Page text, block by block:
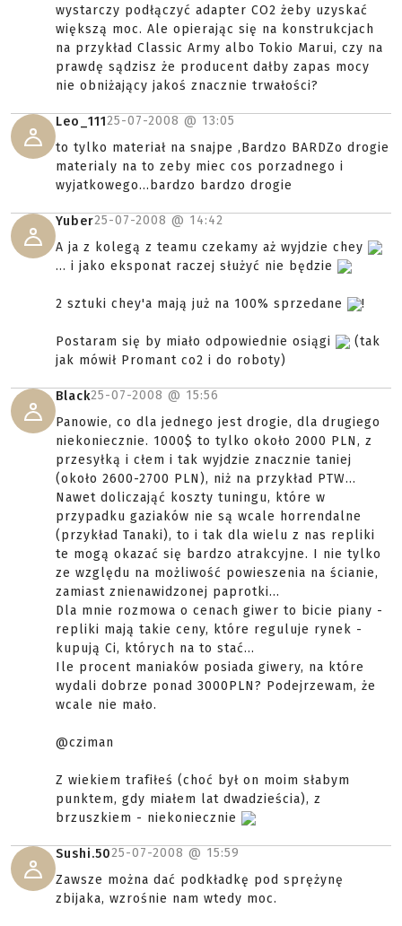
wystarczy podłączyć adapter CO2 żeby uzyskać
większą moc. Ale opierając się na konstrukcjach
na przykład Classic Army albo Tokio Marui, czy na
prawdę sądzisz że producent dałby zapas mocy
nie obniżający jakoś znacznie trwałości?
Leo_11125-07-2008 @ 13:05
to tylko materiał na snajpe ,Bardzo BARDZo drogie
materialy na to zeby miec cos porzadnego i
wyjatkowego...bardzo bardzo drogie
Yuber25-07-2008 @ 14:42
A ja z kolegą z teamu czekamy aż wyjdzie chey
... i jako eksponat raczej służyć nie będzie
2 sztuki chey'a mają już na 100% sprzedane !
Postaram się by miało odpowiednie osiągi
(tak
jak mówił Promant co2 i do roboty)
Black25-07-2008 @ 15:56
Panowie, co dla jednego jest drogie, dla drugiego
niekoniecznie. 1000$ to tylko około 2000 PLN, z
przesyłką i cłem i tak wyjdzie znacznie taniej
(około 2600-2700 PLN), niż na przykład PTW...
Nawet doliczająć koszty tuningu, które w
przypadku gaziaków nie są wcale horrendalne
(przykład Tanaki), to i tak dla wielu z nas repliki
te mogą okazać się bardzo atrakcyjne. I nie tylko
ze względu na możliwość powieszenia na ścianie,
zamiast znienawidzonej paprotki...
Dla mnie rozmowa o cenach giwer to bicie piany -
repliki mają takie ceny, które reguluje rynek -
kupują Ci, których na to stać...
Ile procent maniaków posiada giwery, na które
wydali dobrze ponad 3000PLN? Podejrzewam, że
wcale nie mało.
@cziman
Z wiekiem trafiłeś (choć był on moim słabym
punktem, gdy miałem lat dwadzieścia), z
brzuszkiem - niekoniecznie
Sushi.5025-07-2008 @ 15:59
Zawsze można dać podkładkę pod sprężynę
zbijaka, wzrośnie nam wtedy moc.